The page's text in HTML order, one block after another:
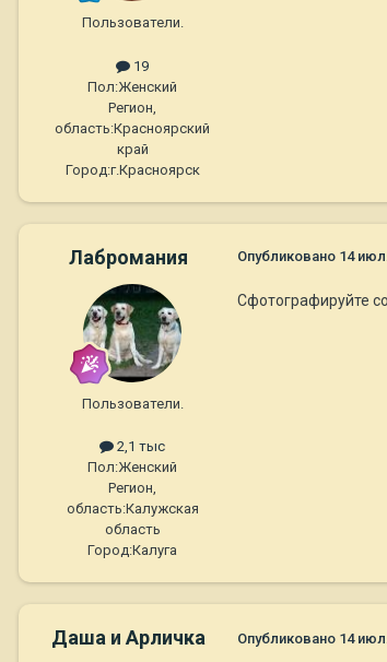
Пользователи.
19
Пол:Женский
Регион,
область:Красноярский
край
Город:г.Красноярск
Лабромания
Пользователи.
2,1 тыс
Пол:Женский
Регион,
область:Калужская
область
Город:Калуга
Опубликовано 14
Cфотографируйте
Даша и Арличка Опубликовано 14